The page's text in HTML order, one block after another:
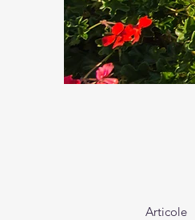
Articole